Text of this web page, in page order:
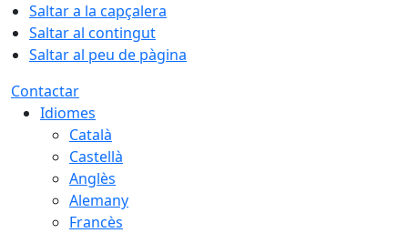
Saltar a la capçalera
Saltar al contingut
Saltar al peu de pàgina
Contactar
Idiomes
Català
Castellà
Anglès
Alemany
Francès